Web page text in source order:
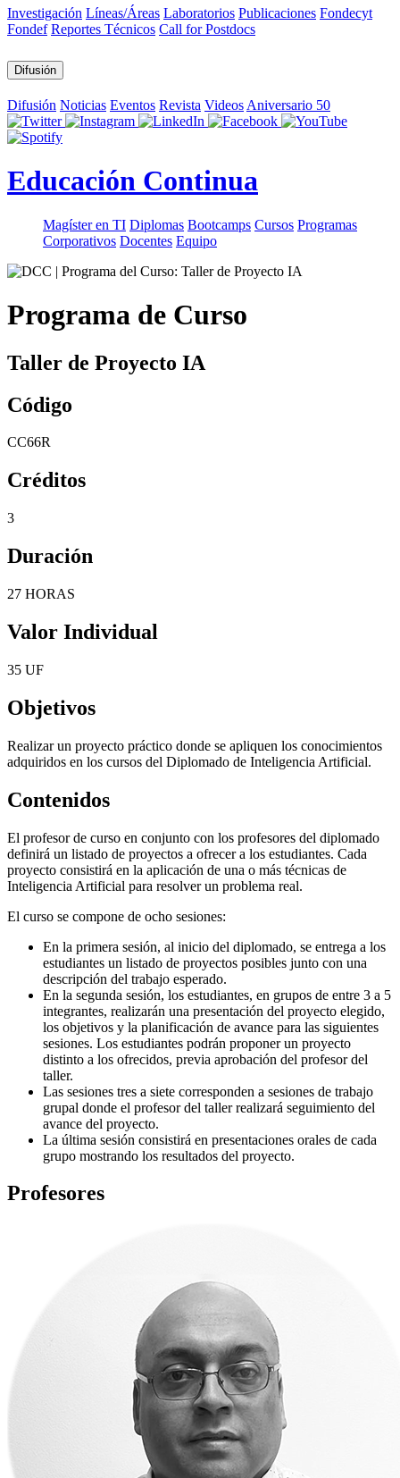
Investigación Líneas/Áreas Laboratorios Publicaciones Fondecyt
Fondef Reportes Técnicos Call for Postdocs
Difusión
Difusión Noticias Eventos Revista Videos Aniversario 50
Educación Continua
Magíster en TI Diplomas Bootcamps Cursos Programas
Corporativos Docentes Equipo
Programa de Curso
Taller de Proyecto IA
Código
CC66R
Créditos
3
Duración
27 HORAS
Valor Individual
35 UF
Objetivos
Realizar un proyecto práctico donde se apliquen los conocimientos
adquiridos en los cursos del Diplomado de Inteligencia Artificial.
Contenidos
El profesor de curso en conjunto con los profesores del diplomado
definirá un listado de proyectos a ofrecer a los estudiantes. Cada
proyecto consistirá en la aplicación de una o más técnicas de
Inteligencia Artificial para resolver un problema real.
El curso se compone de ocho sesiones:
En la primera sesión, al inicio del diplomado, se entrega a los
estudiantes un listado de proyectos posibles junto con una
descripción del trabajo esperado.
En la segunda sesión, los estudiantes, en grupos de entre 3 a 5
integrantes, realizarán una presentación del proyecto elegido,
los objetivos y la planificación de avance para las siguientes
sesiones. Los estudiantes podrán proponer un proyecto
distinto a los ofrecidos, previa aprobación del profesor del
taller.
Las sesiones tres a siete corresponden a sesiones de trabajo
grupal donde el profesor del taller realizará seguimiento del
avance del proyecto.
La última sesión consistirá en presentaciones orales de cada
grupo mostrando los resultados del proyecto.
Profesores